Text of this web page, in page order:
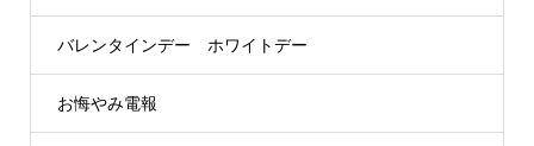
バレンタインデー ホワイトデー
お悔やみ電報